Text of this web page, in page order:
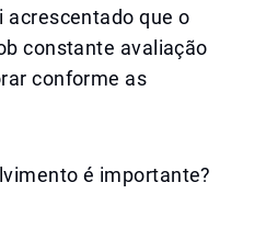
acrescentado que o
constante avaliação
conforme as
é importante?